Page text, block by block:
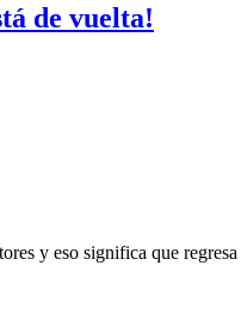
de vuelta!
y eso significa que regresa